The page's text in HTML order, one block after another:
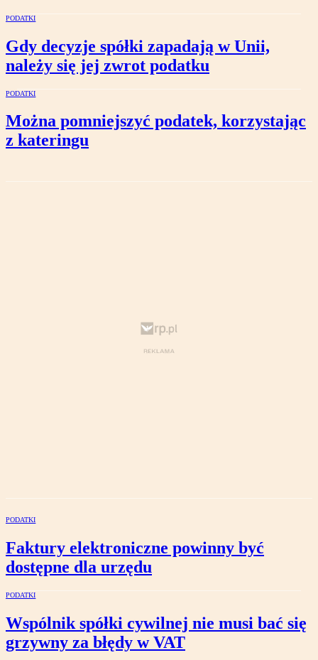
PODATKI
Gdy decyzje spółki zapadają w Unii,
należy się jej zwrot podatku
PODATKI
Można pomniejszyć podatek, korzystając
z kateringu
PODATKI
Faktury elektroniczne powinny być
dostępne dla urzędu
PODATKI
Wspólnik spółki cywilnej nie musi bać się
grzywny za błędy w VAT